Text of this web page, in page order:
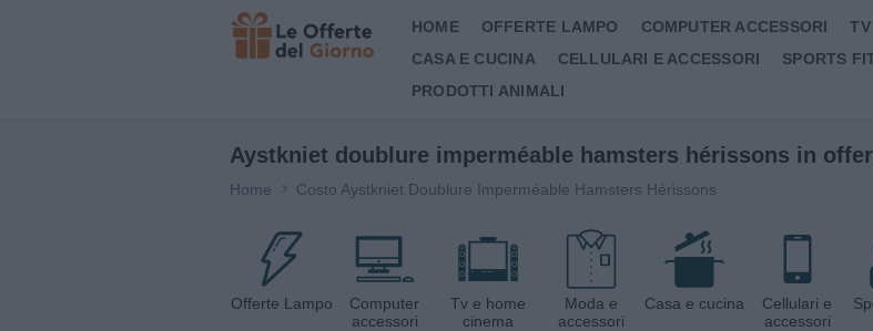
HOME OFFERTE LAMPO COMPUTER ACCESSORI
CASA E CUCINA
CELLULARI E ACCESSORI SPORTS
PRODOTTI ANIMALI
Aystkniet doublure imperméable hamsters hérissons in
Home Costo Aystkniet Doublure Imperméable Hamsters Hérissons
Offerte Lampo
Computer
accessori
Tv e home
cinema
Moda e
accessori
Casa e cucina
Cellulari e
accessori